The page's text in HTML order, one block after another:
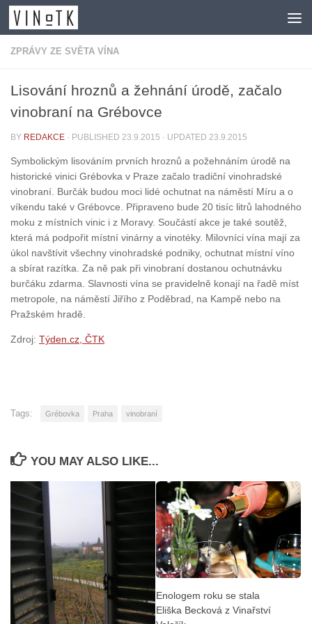
Skip to content
ZPRÁVY ZE SVĚTA VÍNA
Lisování hroznů a žehnání úrodě, začalo
vinobraní na Grébovce
BY REDAKCE · PUBLISHED 23.9.2015 · UPDATED 23.9.2015
Symbolickým lisováním prvních hroznů a požehnáním úrodě na
historické vinici Grébovka v Praze začalo tradiční vinohradské
vinobraní. Burčák budou moci lidé ochutnat na náměstí Míru a o
víkendu také v Grébovce. Připraveno bude 20 tisíc litrů lahodného
moku z místních vinic i z Moravy. Součástí akce je také soutěž,
která má podpořit místní vinárny a vinotéky. Milovníci vína mají za
úkol navštívit všechny vinohradské podniky, ochutnat místní víno
a sbírat razítka. Za ně pak při vinobraní dostanou ochutnávku
burčáku zdarma. Slavnosti vína se pravidelně konají na řadě míst
metropole, na náměstí Jiřího z Poděbrad, na Kampě nebo na
Pražském hradě.
Zdroj: Týden.cz, ČTK
Tags: Grébovka Praha vinobraní
YOU MAY ALSO LIKE...
Enologem roku se stala
Eliška Becková z Vinařství